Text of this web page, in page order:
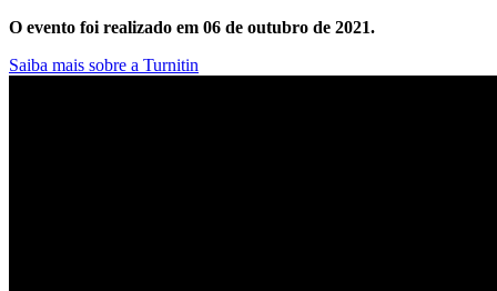
O evento foi realizado em 06 de outubro de 2021.
Saiba mais sobre a Turnitin